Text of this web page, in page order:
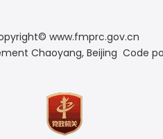
www.fmprc.gov.cn
Chaoyang, Beijing Code